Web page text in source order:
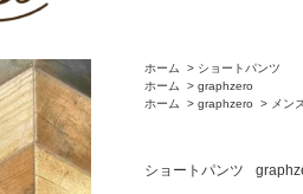
ホーム > ショートパンツ
ホーム
> graphzero
ホーム
> graphzero > メン
ショートパンツ